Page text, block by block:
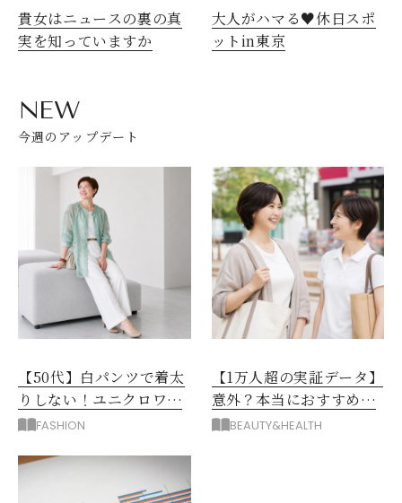
貴女はニュースの裏の真
実を知っていますか
大人がハマる♥休日スポ
ットin東京
NEW
今週のアップデート
【50代】白パンツで着太
りしない！ユニクロワイ
ドパンツ夏の着回しテク
FASHION
【1万人超の実証データ】
意外？本当におすすめな
運動とストレス解消法と
BEAUTY&HEALTH